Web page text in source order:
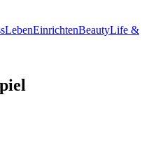
LebenEinrichtenBeautyLife &